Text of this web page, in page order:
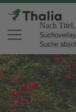
Nach
Suche
Thalia